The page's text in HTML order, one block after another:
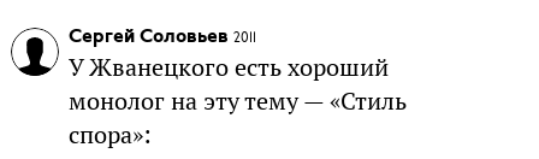
Сергей Соловьев 2011
У Жванецкого есть хороший
монолог на эту тему — «Стиль
спора»: